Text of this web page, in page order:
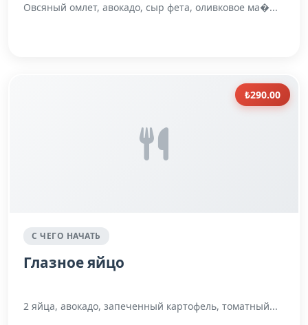
Овсяный омлет, авокадо, сыр фета, оливковое ма�...
₺290.00
С ЧЕГО НАЧАТЬ
Глазное яйцо
2 яйца, авокадо, запеченный картофель, томатный...